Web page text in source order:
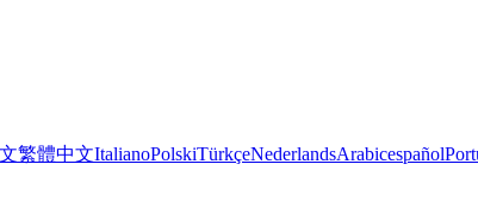
繁體中文ItalianoPolskiTürkçeNederlandsArabicespañol